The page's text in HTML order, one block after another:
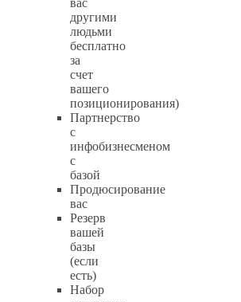
другими
людьми
бесплатно
за
счет
вашего
позиционирования)
Партнерство
с
инфобизнесменом
с
базой
Продюсирование
вас
Резерв
вашей
базы
(если
есть)
Набор